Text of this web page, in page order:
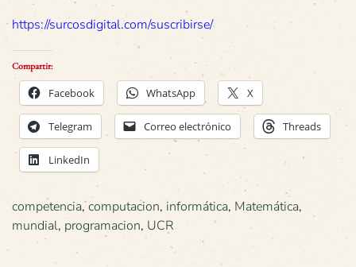
https://surcosdigital.com/suscribirse/
Compartir:
Facebook WhatsApp X
Telegram Correo electrónico Threads
LinkedIn
competencia,computacion, informática, Matemática,
mundial, programacion, UCR